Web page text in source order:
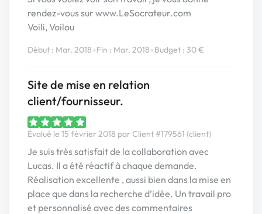
rendez-vous sur www.LeSocrateur.com
Voili, Voilou
Début : Mar. 2018•Fin : Mar. 2018•Budget : 30 €
Site de mise en relation
client/fournisseur.
Évalué le 15 février 2018 par Client #179561 (client)
Je suis très satisfait de la collaboration avec
Lucas. Il a été réactif à chaque demande.
Réalisation excellente , aussi bien dans la mise en
place que dans la recherche d’idée. Un travail pro
et personnalisé avec des commentaires